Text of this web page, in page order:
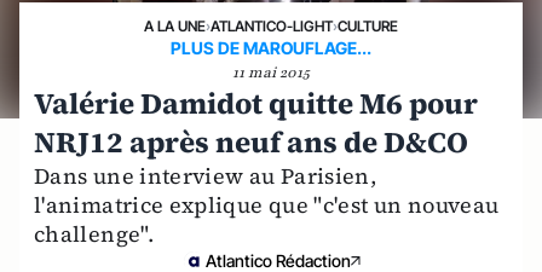
A LA UNE›ATLANTICO-LIGHT›CULTURE
PLUS DE MAROUFLAGE...
11 mai 2015
Valérie Damidot quitte M6 pour
NRJ12 après neuf ans de D&CO
Dans une interview au Parisien,
l'animatrice explique que "c'est un nouveau
challenge".
Atlantico Rédaction